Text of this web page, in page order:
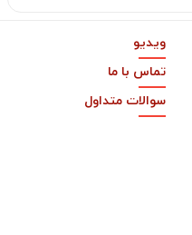
ویدیو
تماس با ما
سوالات متداول